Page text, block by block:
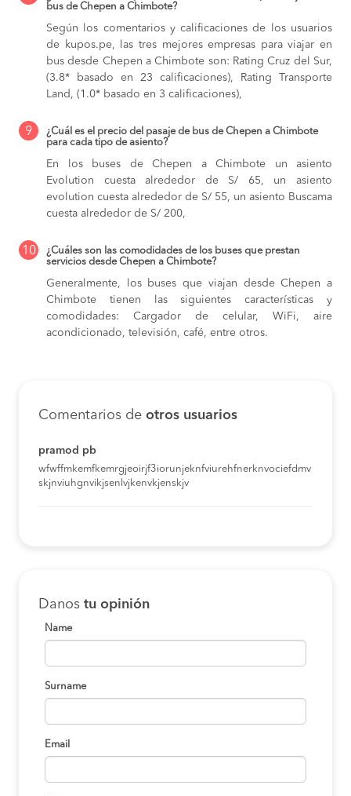
bus de Chepen a Chimbote?
Según los comentarios y calificaciones de los usuarios
de kupos.pe, las tres mejores empresas para viajar en
bus desde Chepen a Chimbote son: Rating Cruz del Sur,
(3.8* basado en 23 calificaciones), Rating Transporte
Land, (1.0* basado en 3 calificaciones),
9
¿Cuál es el precio del pasaje de bus de Chepen a Chimbote
para cada tipo de asiento?
En los buses de Chepen a Chimbote
un asiento
Evolution cuesta alrededor de S/ 65, un asiento
evolution cuesta alrededor de S/ 55, un asiento Buscama
cuesta alrededor de S/ 200,
10
¿Cuáles son las comodidades de los buses que prestan
servicios desde Chepen a Chimbote?
Generalmente, los buses que viajan desde Chepen a
Chimbote tienen las siguientes características y
comodidades: Cargador de celular, WiFi, aire
acondicionado, televisión, café, entre otros.
Comentarios de otros usuarios
pramod pb
wfwffmkemfkemrgjeoirjf3iorunjeknfviurehfnerknvociefdmv
skjnviuhgnvikjsenlvjkenvkjenskjv
Danos tu opinión
Name
Surname
Email